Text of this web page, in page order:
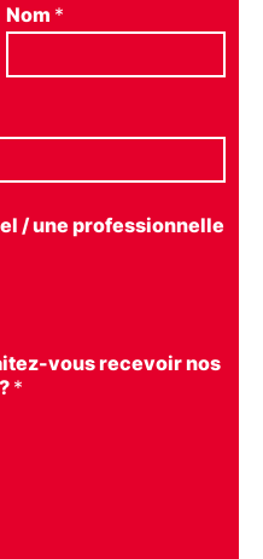
Nom *
/ une professionnelle
vous recevoir nos
*